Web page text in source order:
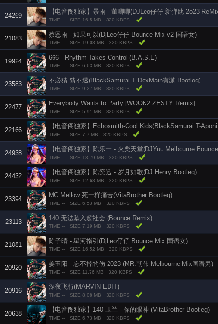
24269
【电音阁独家】暴雨 - 董唧唧(DJLeo仔仔 新弹跳 2o23
TIME -- SIZE 16.5 MB 320 KBPS
21083
蔡恩雨 - 如果可以(DjLeo仔仔 Bounce Mix v2 国语女)
TIME -- SIZE 19.08 MB 320 KBPS
19924
666 - Rhythm Takes Control (B.A.S.E)
TIME -- SIZE 6.63 MB 320 KBPS
23583
不必猜 猜不透(BlackSamurai.T DoxMain潇潇 Bootleg)
TIME -- SIZE 9.27 MB 320 KBPS
22477
Everybody Wants to Party [WOOK2 ZESTY Remix]
TIME -- SIZE 5.91 MB 320 KBPS
22166
【电音阁独家】Echosmith-Cool Kids(BlackSamurai.T-
TIME -- SIZE 7.7 MB 320 KBPS
24938
TIME -- SIZE 13.79 MB 320 KBPS
24432
【电音阁独家】陈奕迅 - 岁月如歌(DJ Henry Bootleg)
TIME -- SIZE 12.68 MB 320 KBPS
23394
MC Mellow 死一样痛苦(VitaBrother Bootleg)
TIME -- SIZE 6.53 MB 320 KBPS
23113
140 无法坠入超社会 (Bounce Remix)
TIME -- SIZE 7.19 MB 320 KBPS
21081
陈子晴 - 星河指引(DjLeo仔仔 Bounce Mix 国语女)
TIME -- SIZE 16.52 MB 320 KBPS
20920
姜玉阳 - 忘不掉的伤 2023 (MR.朝伟 Melbourne Mix国语男)
TIME -- SIZE 11.76 MB 320 KBPS
20916
深夜飞行(MARVIN EDIT)
TIME -- SIZE 8.08 MB 320 KBPS
20638
【电音阁独家】140-卫兰 - 你的眼神 (VitaBrother Bootleg)
TIME -- SIZE 6.73 MB 320 KBPS